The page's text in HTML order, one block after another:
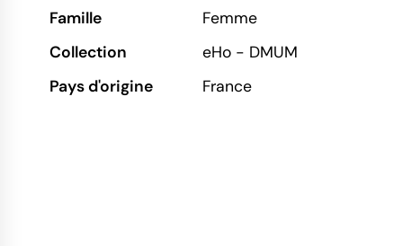
Famille
Femme
Collection
eHo - DMUM
Pays d'origine
France